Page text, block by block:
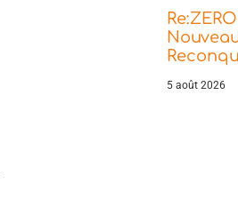
5 août 2026